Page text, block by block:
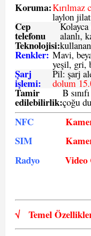
Koruma:Kırılmaz
laylon
Cep
telefonu
Teknolojisi:
Kolayca
alanlı,
Renkler: Mavi,
yeşil, gri,
Şarj
işlemi:
Pil: şarj
dolum
Tamir
edilebilirlik:
B
çoğu
NFC
SIM
Radyo
Video
√ Temel